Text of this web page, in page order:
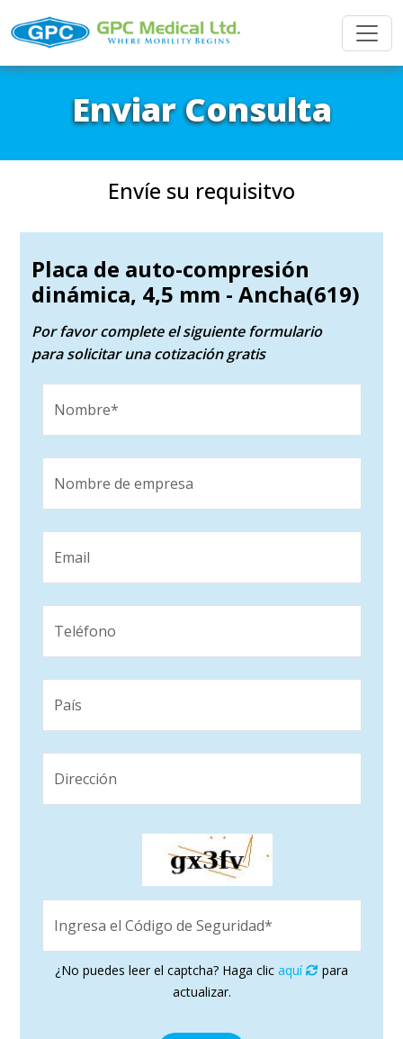
Enviar Consulta
Envíe su requisitvo
Placa de auto-compresión
dinámica, 4,5 mm - Ancha(619)
Por favor complete el siguiente formulario
para solicitar una cotización gratis
Nombre*
Nombre de empresa
Email
Teléfono
País
Dirección
Ingresa el Código de Seguridad*
¿No puedes leer el captcha? Haga clic aquí
para
actualizar.